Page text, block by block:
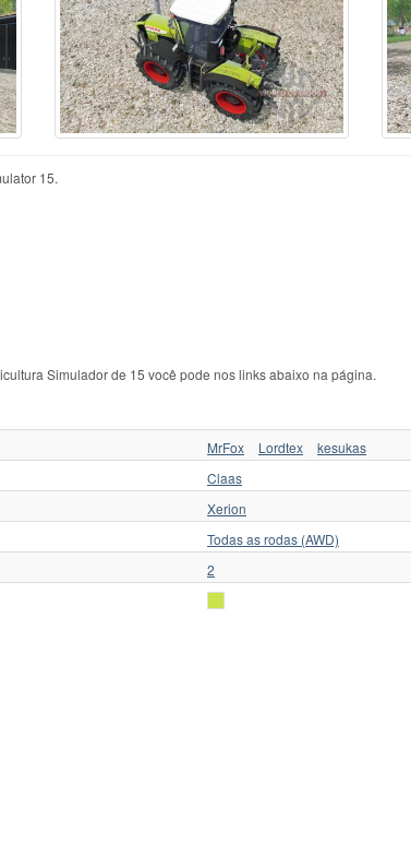
76
130
1
1282
Premiꭒm1
1
1
RABA
44
Rakovica
11
Rasant
1
Reform
6
Renault
86
Same
95
Schluter
32
Zetor
Zetor 4011
Zetor 16145 Turbo
Outro
Агромаш
Беларус
ВМТЗ
15.
Simulador de 15 você pode nos links abaixo na página.
MrFox Lordtex
kesukas
Claas
Xerion
Todas as rodas (AWD)
2